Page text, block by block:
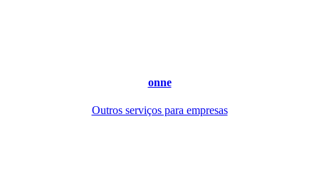
onne
Outros serviços para empresas